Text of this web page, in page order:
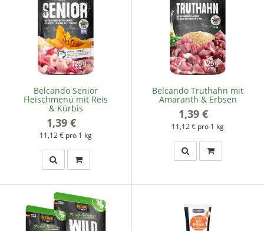
Belcando Senior
Fleischmenü mit Reis
& Kürbis
1,39 €
11,12 € pro 1 kg
Belcando Truthahn mit
Amaranth & Erbsen
1,39 €
11,12 € pro 1 kg